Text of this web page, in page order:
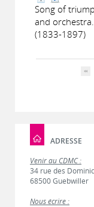
Song of
and
(1833-1897)
ADRESSE
Venir au CDMC :
34 rue des
68500 Guebwiller
Nous écrire :